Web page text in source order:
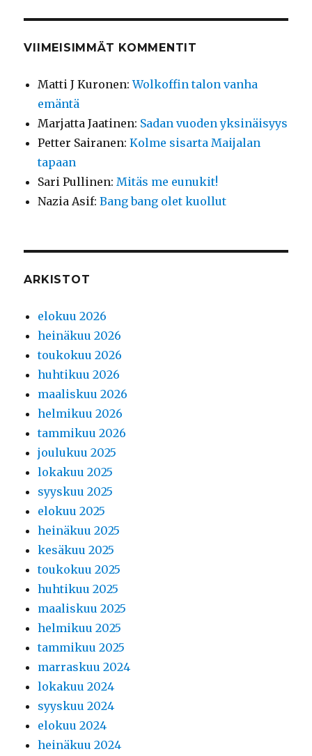
VIIMEISIMMÄT KOMMENTIT
Matti J Kuronen:Wolkoffin talon vanha
emäntä
Marjatta Jaatinen: Sadan vuoden yksinäisyys
Petter Sairanen:Kolme sisarta Maijalan
tapaan
Sari Pullinen: Mitäs me eunukit!
Nazia Asif:Bang bang olet kuollut
ARKISTOT
elokuu 2026
heinäkuu 2026
toukokuu 2026
huhtikuu 2026
maaliskuu 2026
helmikuu 2026
tammikuu 2026
joulukuu 2025
lokakuu 2025
syyskuu 2025
elokuu 2025
heinäkuu 2025
kesäkuu 2025
toukokuu 2025
huhtikuu 2025
maaliskuu 2025
helmikuu 2025
tammikuu 2025
marraskuu 2024
lokakuu 2024
syyskuu 2024
elokuu 2024
heinäkuu 2024